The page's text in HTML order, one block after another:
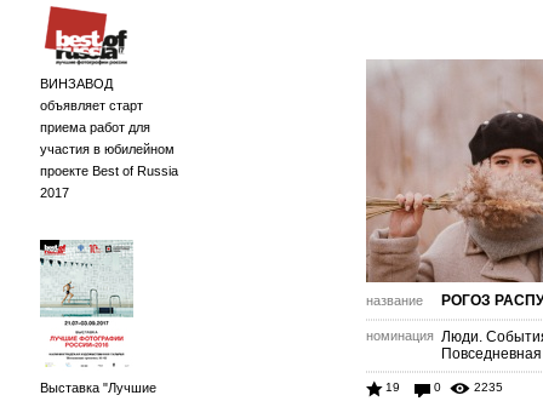
ВИНЗАВОД
объявляет старт
приема работ для
участия в юбилейном
проекте Best of Russia
2017
Выставка "Лучшие
название РОГОЗ
номинация Люди.
19 0 2235